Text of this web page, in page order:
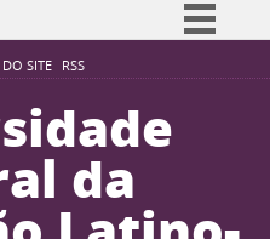
SITE RSS
Simplifique!
Participe
Acesso à informação
Legislação
da